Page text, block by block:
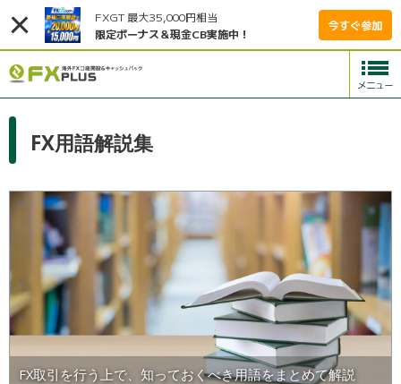
FXGT 最大35,000円相当
限定ボーナス＆現金CB実施中！
今すぐ参加
FX用語解説集
FX取引を行う上で、知っておくべき用語をまとめて解説